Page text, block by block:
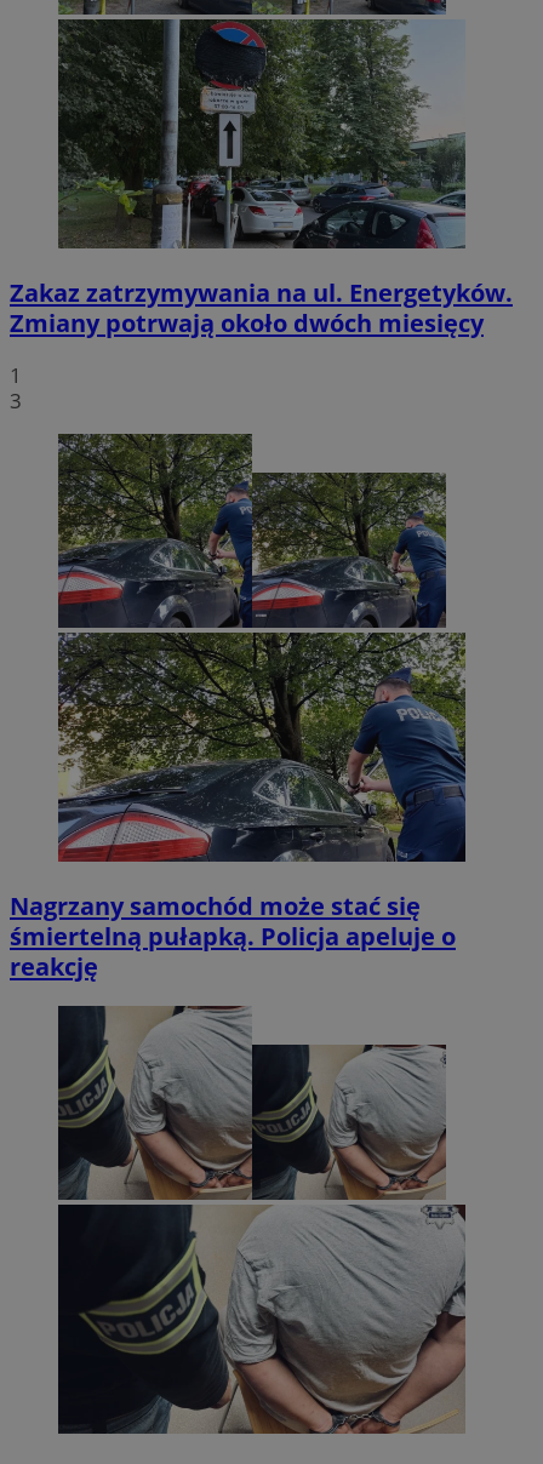
Zakaz zatrzymywania na ul. Energetyków.
Zmiany potrwają około dwóch miesięcy
1
3
Nagrzany samochód może stać się
śmiertelną pułapką. Policja apeluje o
reakcję